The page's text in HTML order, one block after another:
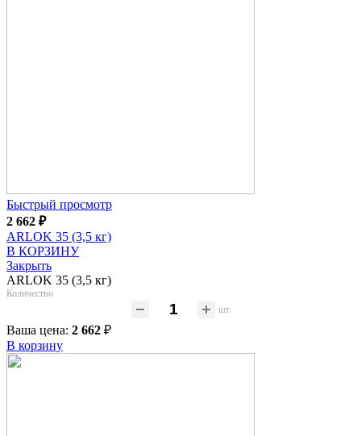
Быстрый просмотр
2 662 ₽
ARLOK 35 (3,5 кг)
В КОРЗИНУ
Закрыть
ARLOK 35 (3,5 кг)
Количество
шт
Ваша цена: 2 662 ₽
В корзину